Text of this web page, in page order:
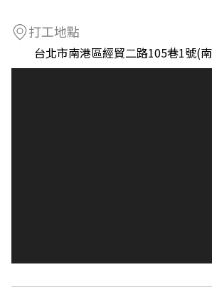
打工地點
台北市南港區經貿二路105巷1號(